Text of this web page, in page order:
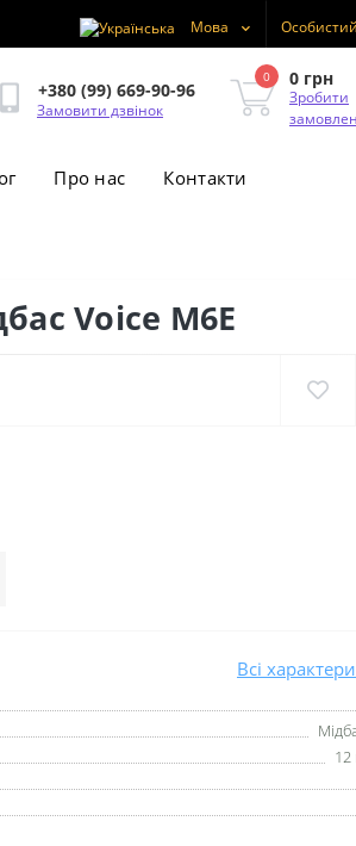
Мова
+380 (99) 669-90-96
Замовити дзвінок
0 0 грн
Зробити
Про нас Контакти
Voice M6E
Всі
12